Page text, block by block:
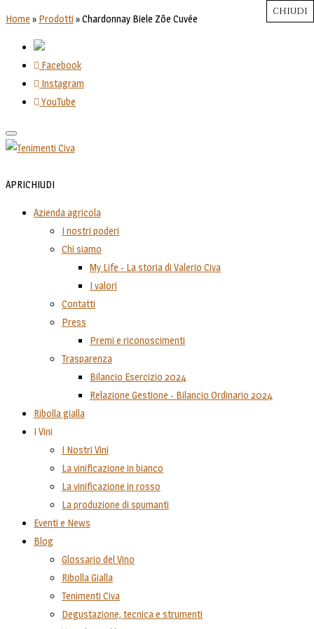
Home » Prodotti »Chardonnay Biele Zôe Cuvée
Facebook
Instagram
YouTube
Toggle
navigation
APRICHIUDI
Azienda agricola
I nostri poderi
Chi siamo
My Life - La storia di Valerio Civa
I valori
Contatti
Press
Premi e riconoscimenti
Trasparenza
Bilancio Esercizio 2024
Relazione Gestione - Bilancio Ordinario 2024
Ribolla gialla
I Vini
I Nostri Vini
La vinificazione in bianco
La vinificazione in rosso
La produzione di spumanti
Eventi e News
Blog
Glossario del Vino
Ribolla Gialla
Tenimenti Civa
Degustazione, tecnica e strumenti
Close
Close
Close
Close
CHIUDI
CHIUDI
CHIUDI
CHIUDI
CHIUDI